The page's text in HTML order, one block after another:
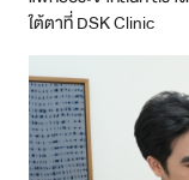
โปรโมชั่น
รายชื่อสาขา
สาขา Siam
ใต้ตาที่ DSK Clinic